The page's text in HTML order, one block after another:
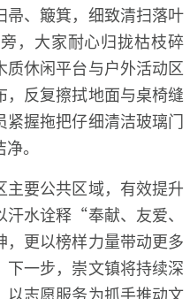
帚、簸箕，细致清扫落叶
，大家耐心归拢枯枝碎
休闲平台与户外活动区
，反复擦拭地面与桌椅缝
握拖把仔细清洁玻璃门
。
主要公共区域，有效提升
水诠释“奉献、友爱、
更以榜样力量带动更多
一步，崇文镇将持续深
以志愿服务为抓手推动文